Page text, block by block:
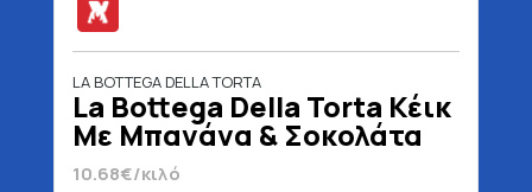
LA BOTTEGA DELLA TORTA
La Bottega Della Torta Κέικ
Με Μπανάνα & Σοκολάτα
400 gr
10.68€/κιλό